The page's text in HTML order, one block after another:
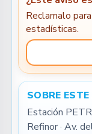
Reclamalo
estadísticas.
SOBRE
Estación
Refinor · Av.